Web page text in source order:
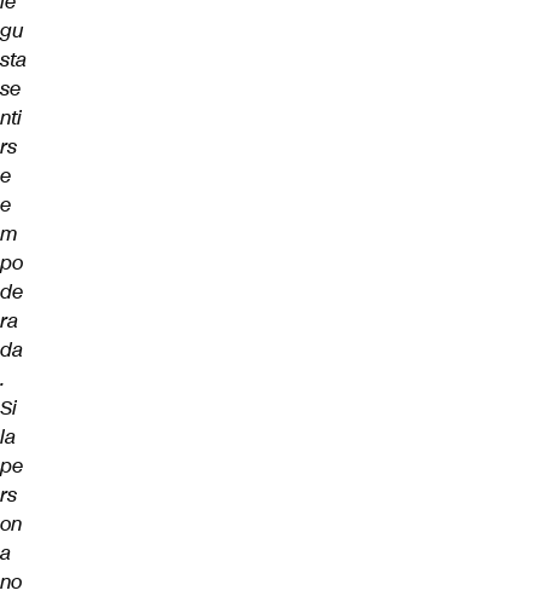
gu
sta
se
nti
rs
e
e
m
po
de
ra
da
.
Si
la
pe
rs
on
a
no